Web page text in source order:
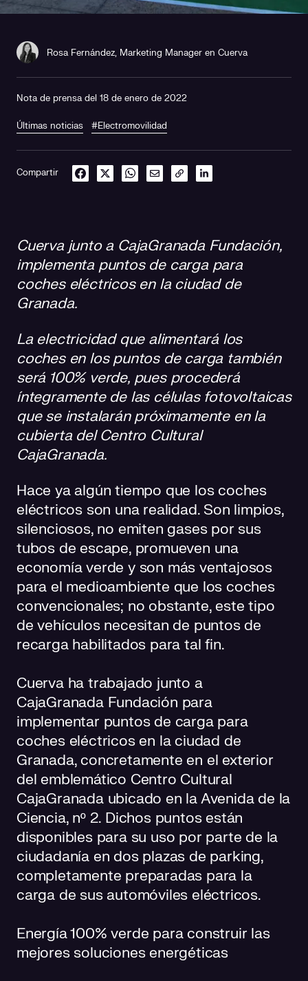
Rosa Fernández, Marketing Manager en Cuerva
Nota de prensa del 18 de enero de 2022
Últimas noticias #Electromovilidad
Compartir
Cuerva junto a CajaGranada Fundación,
implementa puntos de carga para
coches eléctricos en la ciudad de
Granada.
La electricidad que alimentará los
coches en los puntos de carga también
será 100% verde, pues procederá
íntegramente de las células fotovoltaicas
que se instalarán próximamente en la
cubierta del Centro Cultural
CajaGranada.
Hace ya algún tiempo que los coches
eléctricos son una realidad. Son limpios,
silenciosos, no emiten gases por sus
tubos de escape, promueven una
economía verde y son más ventajosos
para el medioambiente que los coches
convencionales; no obstante, este tipo
de vehículos necesitan de puntos de
recarga habilitados para tal fin.
Cuerva ha trabajado junto a
CajaGranada Fundación para
implementar puntos de carga para
coches eléctricos en la ciudad de
Granada, concretamente en el exterior
del emblemático Centro Cultural
CajaGranada ubicado en la Avenida de la
Ciencia, nº 2. Dichos puntos están
disponibles para su uso por parte de la
ciudadanía en dos plazas de parking,
completamente preparadas para la
carga de sus automóviles eléctricos.
Energía 100% verde para construir las
mejores soluciones energéticas